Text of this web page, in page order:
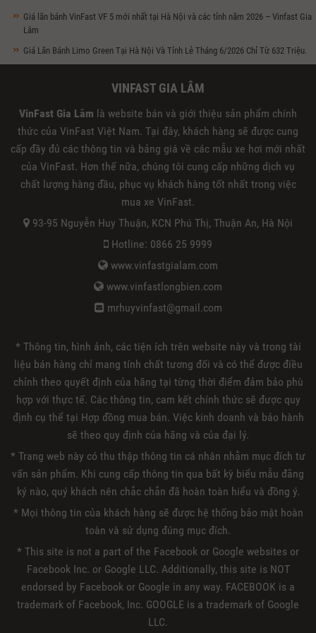
Giá lăn bánh VinFast VF 5 mới nhất tại Hà Nội và các tỉnh năm 2026 – Vinfast Gia
Lâm
Giá Lăn Bánh Limo Green Tại Hà Nội Và Tỉnh Lẻ Tháng 6/2026 Chỉ Từ 632 Triệu.
VINFAST GIA LÂM
VinFast Gia Lâm là website bán và giới thiệu sản phẩm chính
thức của VinFast Việt Nam. Tại đây, khách hàng sẽ được cung
cấp đầy đủ các thông tin và bảng giá về các mẫu xe hơi mới nhất
của VinFast. Hơn thế nữa, chúng tôi cung cấp những dịch vụ
chất lượng hàng đầu, phục vụ khách hàng tốt nhất trong việc
mua xe VinFast.
93-95 Nguyễn Huy Thuận, KCN Phú Thị, Thuận An, Hà Nội
Hotline: 0866 25 9999
www.vinfastgialam.com
www.vinfastlongbien.com
mrhuyvinfast@gmail.com
* Thông tin, hình ảnh, các tiện ích trên website này và trong tài
liệu bán hàng chỉ mang tính chất tương đối và có thể được điều
chỉnh theo quyết định của hãng tại từng thời điểm đảm bảo phù
hợp với thực tế. Các thông tin, cam kết chính thức sẽ được quy
định cụ thể tại Hợp đồng mua bán. Việc kinh doanh và bảo hành
sẽ theo quy định của hãng và của đại lý.
* Trang web này có thu thập thông tin cá nhân nhằm mục đích tư
vấn sản phẩm. Khi cung cấp thông tin qua bất kỳ biểu mẫu đăng
ký nào, quý khách nên chắc chắn đã hoàn toàn hiểu và đồng ý.
* Mọi thông tin của khách hàng sẽ được hệ thống bảo mật hoàn
toàn và sử dụng đúng mục đích.
* This site is not a part of the Facebook or Google websites or
Facebook Inc. or Google LLC. Additionally, this site is NOT
endorsed by Facebook or Google in any way. FACEBOOK is a
trademark of Facebook, Inc. GOOGLE is a trademark of Google
LLC.